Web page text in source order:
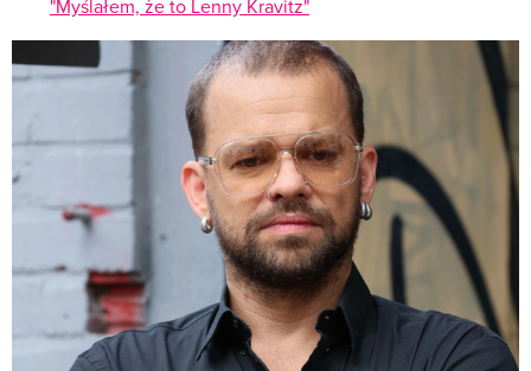
"Myślałem, że to Lenny Kravitz"